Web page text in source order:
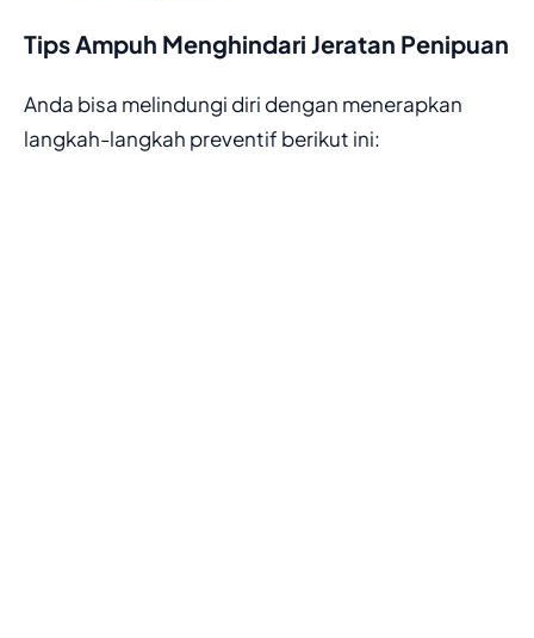
Tips Ampuh Menghindari Jeratan Penipuan
Anda bisa melindungi diri dengan menerapkan
langkah-langkah preventif berikut ini: